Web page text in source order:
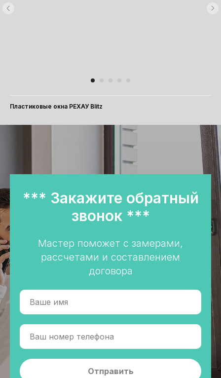
Пластиковые окна РЕХАУ Blitz
*** Закажите обратный
звонок ***
Мастер поможет с замерами,
рассчетами и составлением
договора
Отправить